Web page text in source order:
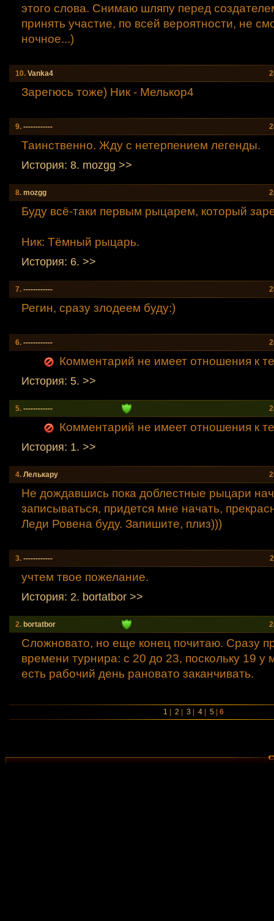
этого слова. Снимаю шляпу перед
принять участие, по всей вероятности, не
ночное...)
10. Vanka4
Зарегюсь тоже) Ник - Мелькор4
9. ------------
Таинственно. Жду с нетерпением легенды.
История: 8. mozgg >>
8. mozgg
Буду всё-таки первым рыцарем, который
Ник: Тёмный рыцарь.
История: 6. >>
7. ------------
Регин, сразу злодеем буду:)
6. ------------
Комментарий не имеет отношения к
История: 5. >>
5. ------------
Комментарий не имеет отношения к
История: 1. >>
4. Лелькару
Не дождавшись пока доблестные рыцари
записываться, придется мне начать,
Леди Ровена буду. Запишите, плиз)))
3. ------------
учтем твое пожелание.
История: 2. bortatbor >>
2. bortatbor
Сложновато, но еще конец почитаю. Сразу
времени турнира: с 20 до 23, поскольку 19 у
есть рабочий день рановато заканчивать.
1 2 3 4 5 6